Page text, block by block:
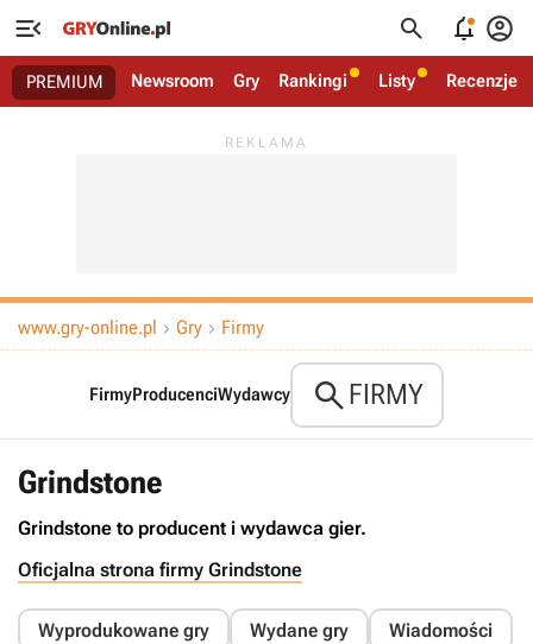
   
PREMIUM Newsroom Gry Rankingi Listy Recenzje
www.gry-online.pl  Gry  Firmy
FirmyProducenciWydawcy FIRMY
Grindstone
Grindstone to producent i wydawca gier.
Oficjalna strona firmy Grindstone
Wyprodukowane gry Wydane gry Wiadomości